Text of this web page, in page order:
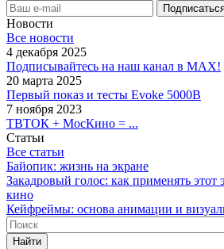
Новости
Все новости
4 декабря 2025
Подписывайтесь на наш канал в MAX!
20 марта 2025
Первый показ и тесты Evoke 5000B
7 ноября 2023
ТВТОК + МосКино = ...
Статьи
Все статьи
Байопик: жизнь на экране
Закадровый голос: как применять
кино
Кейфреймы: основа анимации и
Найти